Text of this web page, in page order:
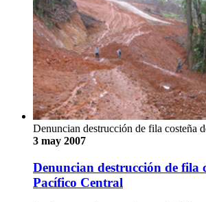
Denuncian destrucción de fila costeña
3 may 2007
Denuncian destrucción de fila
Pacífico Central